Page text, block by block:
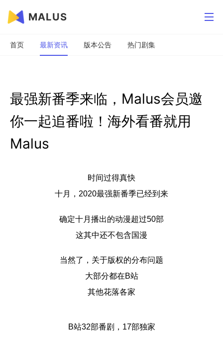
MALUS
首页 最新资讯 版本公告 热门剧集
最强新番季来临，Malus会员邀
你一起追番啦！海外看番就用
Malus
时间过得真快
十月，2020最强新番季已经到来
确定十月播出的动漫超过50部
这其中还不包含国漫
当然了，关于版权的分布问题
大部分都在B站
其他花落各家
B站32部番剧，17部独家